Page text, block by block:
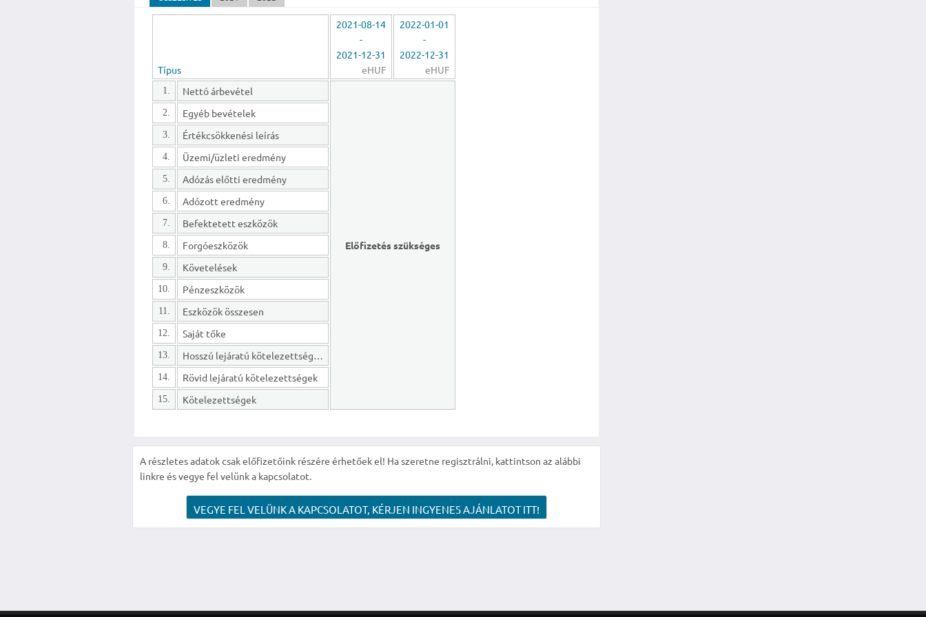
Típus
2021-08-14
-
2021-12-31
eHUF
2022-01-01
-
2022-12-31
eHUF
1. Nettó árbevétel
Előfizetés szükséges
2. Egyéb bevételek
3. Értékcsökkenési leírás
4. Üzemi/üzleti eredmény
5. Adózás előtti eredmény
6. Adózott eredmény
7. Befektetett eszközök
8. Forgóeszközök
9. Követelések
10. Pénzeszközök
11. Eszközök összesen
12. Saját tőke
13. Hosszú lejáratú kötelezettségek
14. Rövid lejáratú kötelezettségek
15. Kötelezettségek
A részletes adatok csak előfizetőink részére érhetőek el! Ha szeretne regisztrálni, kattintson az alábbi
linkre és vegye fel velünk a kapcsolatot.
VEGYE FEL VELÜNK A KAPCSOLATOT, KÉRJEN INGYENES AJÁNLATOT ITT!